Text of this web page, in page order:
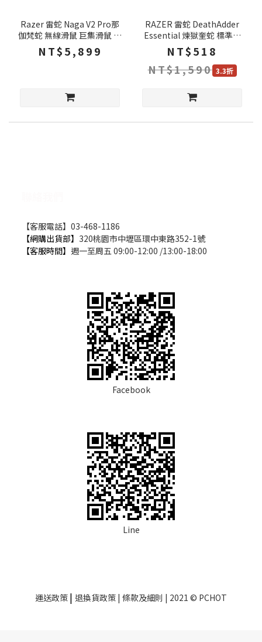
Razer 雷蛇 Naga V2 Pro那
伽梵蛇 無線滑鼠 巨集滑鼠 藍
芽滑鼠 電腦滑鼠 雷蛇滑鼠
NT$5,899
RAZER 雷蛇 DeathAdder
Essential 煉獄奎蛇 標準版
電競滑鼠 6400dpi/機械軸/人
體工學
NT$518
NT$1,590 3.3折
【客服電話】03-468-1186
【網購出貨部】 320桃園市中壢區環中東路352-1號
【客服時間】 週一至周五 09:00-12:00 /13:00-18:00
Facebook
Line
運送政策 | 退換貨政策 | 條款及細則 | 2021 © PCHOT